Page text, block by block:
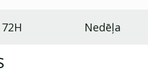
72H Nedēļa